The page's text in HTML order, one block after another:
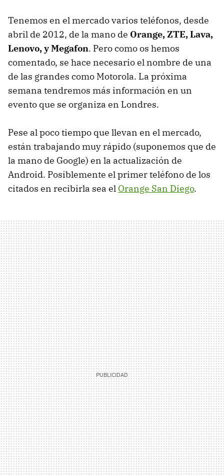
Tenemos en el mercado varios teléfonos, desde
abril de 2012, de la mano de Orange,ZTE, Lava,
Lenovo, y Megafon. Pero como os hemos
comentado, se hace necesario el nombre de una
de las grandes como Motorola. La próxima
semana tendremos más información en un
evento que se organiza en Londres.
Pese al poco tiempo que llevan en el mercado,
están trabajando muy rápido (suponemos que de
la mano de Google) en la actualización de
Android. Posiblemente el primer teléfono de los
citados en recibirla sea el Orange San Diego.